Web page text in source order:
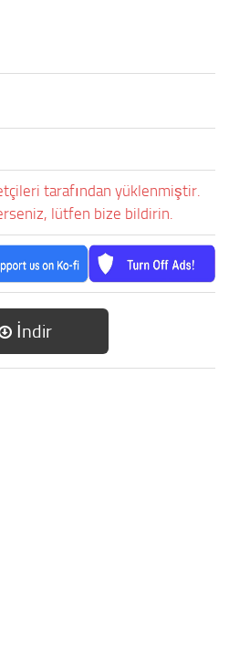
tarafından yüklenmiştir.
lütfen bize bildirin.
İndir